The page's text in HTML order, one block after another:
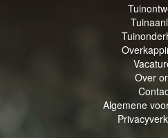
Over
Algemene